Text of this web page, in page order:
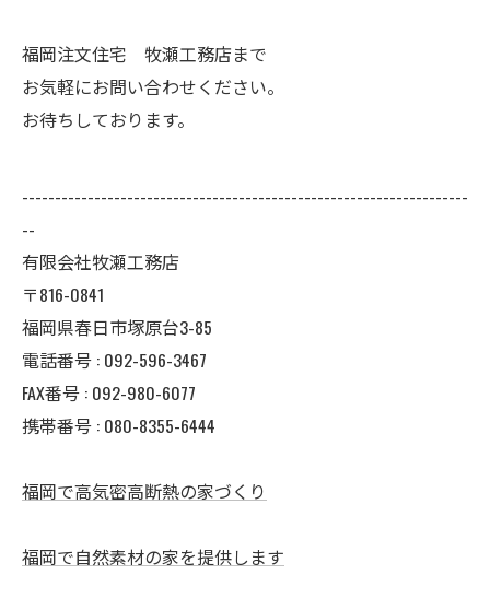
福岡注文住宅 牧瀬工務店まで
お気軽にお問い合わせください。
お待ちしております。
--------------------------------------------------------------------
--
有限会社牧瀬工務店
〒816-0841
福岡県春日市塚原台3-85
電話番号 : 092-596-3467
FAX番号 : 092-980-6077
携帯番号 : 080-8355-6444
福岡で高気密高断熱の家づくり
福岡で自然素材の家を提供します